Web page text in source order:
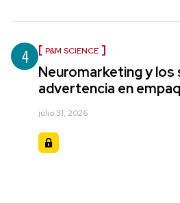
4 P&M SCIENCE
Neuromarketing y los
advertencia en
julio 31, 2026